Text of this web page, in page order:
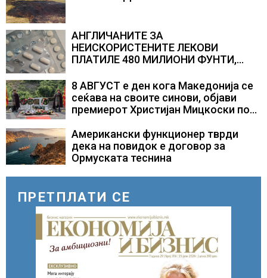
АНГЛИЧАНИТЕ ЗА
НЕИСКОРИСТЕНИТЕ ЛЕКОВИ
ПЛАТИЛЕ 480 МИЛИОНИ ФУНТИ,
само лекови што навистина им се
потребни
8 АВГУСТ е ден кога Македонија се
сеќава на своите синови, објави
премиерот Христијан Мицкоски по
загинувањето на десетмината
прилепски бранители
Американски функционер тврди
дека на повидок е договор за
Ормуската теснина
ПРЕТПЛАТИ СЕ